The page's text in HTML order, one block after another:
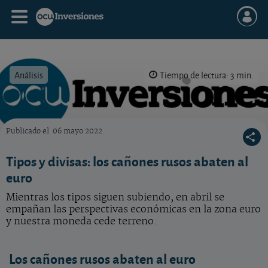
Análisis Tiempo de lectura: 3 min.
Publicado el 06 mayo 2022
Tipos y divisas: los cañones rusos abaten al
euro
Mientras los tipos siguen subiendo, en abril se
empañan las perspectivas económicas en la zona euro
y nuestra moneda cede terreno.
Los cañones rusos abaten al euro